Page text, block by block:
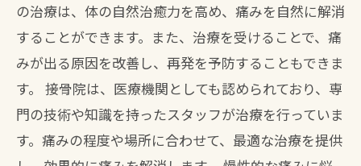
の治療は、体の自然治癒力を高め、痛みを自然に解消
することができます。また、治療を受けることで、痛
みが出る原因を改善し、再発を予防することもできま
す。 接骨院は、医療機関としても認められており、専
門の技術や知識を持ったスタッフが治療を行っていま
す。痛みの程度や場所に合わせて、最適な治療を提供